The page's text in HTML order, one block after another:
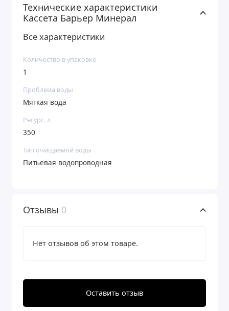
Технические характеристики
Кассета Барьер Минерал
Все характеристики
Количество в упаковке
1
Проблема воды
Мягкая вода
Ресурс, л
350
Тип очищаемой воды
Питьевая водопроводная
Отзывы 0
Нет отзывов об этом товаре.
Оставить отзыв